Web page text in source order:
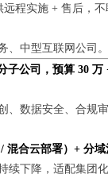
程实施 + 售后，
、中型互联网公司。
子公司，预算 30
、数据安全、合规
混合云部署）+ 分
续下降，适配集团